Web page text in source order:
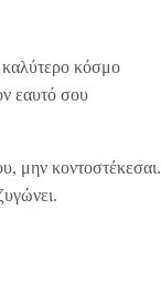
κόσμο
εαυτό σου
μην κοντοστέκεσαι.